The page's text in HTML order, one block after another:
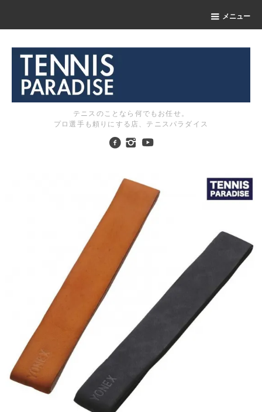
メニュー
テニスのことなら何でもお任せ。
プロ選手も頼りにする店、テニスパラダイス